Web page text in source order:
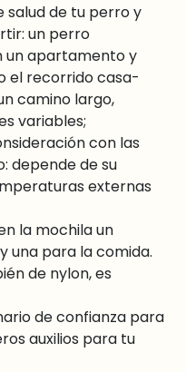
salud de tu perro y
un perro
un apartamento y
el recorrido casa-
camino largo,
variables;
con las
depende de su
externas
la mochila un
una para la comida.
de nylon, es
de confianza para
auxilios para tu